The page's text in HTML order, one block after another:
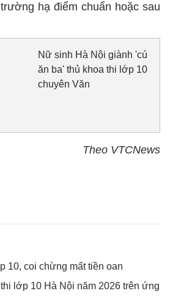
hạ điểm chuẩn hoặc sau
Nữ sinh Hà Nội giành 'cú
ăn ba' thủ khoa thi lớp 10
chuyên Văn
Theo VTCNews
10, coi chừng mất tiền oan
lớp 10 Hà Nội năm 2026 trên ứng